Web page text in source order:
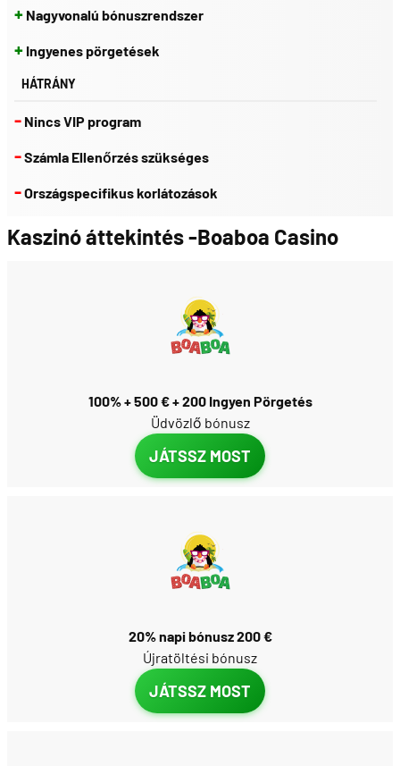
Kaszinó áttekintés -Boaboa Casino
100% + 500 € + 200 Ingyen Pörgetés
Üdvözlő bónusz
JÁTSSZ MOST
20% napi bónusz 200 €
Újratöltési bónusz
JÁTSSZ MOST
+ Nagyvonalú bónuszrendszer
+ Ingyenes pörgetések
HÁTRÁNY
- Nincs VIP program
-Számla Ellenőrzés szükséges
-Országspecifikus korlátozások